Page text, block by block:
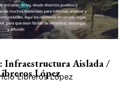
Infraestructura Aislada /
López
Libreros López